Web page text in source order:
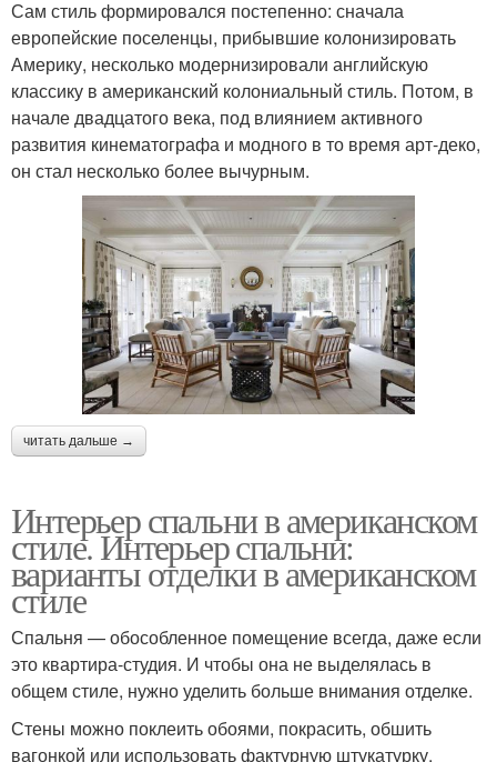
Сам стиль формировался постепенно: сначала
европейские поселенцы, прибывшие колонизировать
Америку, несколько модернизировали английскую
классику в американский колониальный стиль. Потом, в
начале двадцатого века, под влиянием активного
развития кинематографа и модного в то время арт-деко,
он стал несколько более вычурным.
читать дальше →
Интерьер спальни в американском
стиле. Интерьер спальни:
варианты отделки в американском
стиле
Спальня — обособленное помещение всегда, даже если
это квартира-студия. И чтобы она не выделялась в
общем стиле, нужно уделить больше внимания отделке.
Стены можно поклеить обоями, покрасить, обшить
вагонкой или использовать фактурную штукатурку.